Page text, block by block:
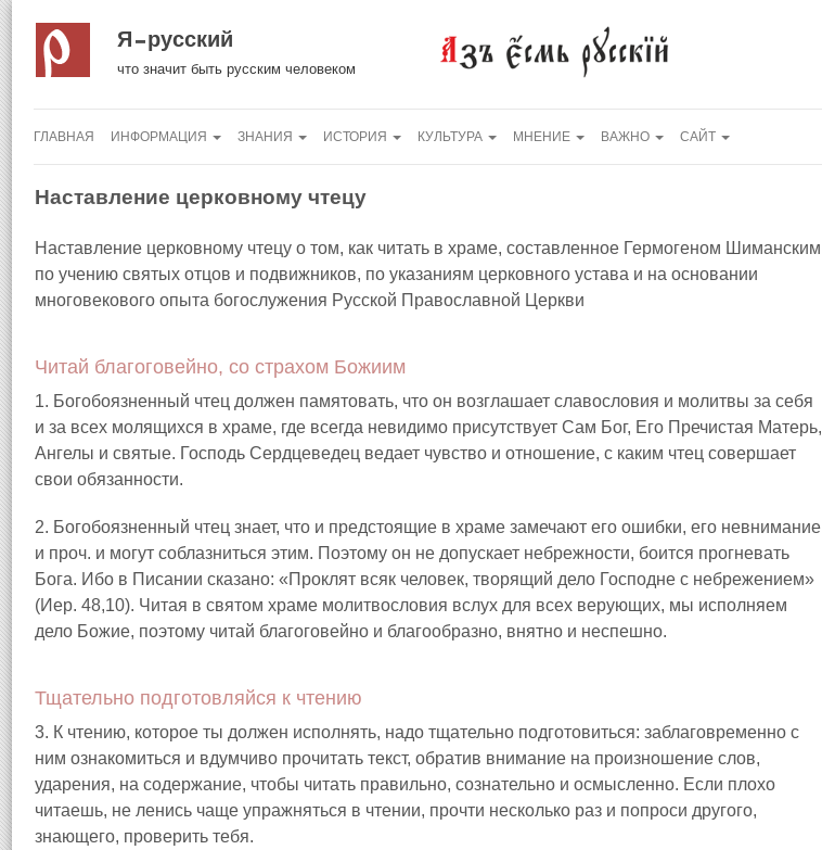
Я русский
что значит быть русским человеком
ГЛАВНАЯ ИНФОРМАЦИЯ ЗНАНИЯ ИСТОРИЯ КУЛЬТУРА МНЕНИЕ ВАЖНО САЙТ
Наставление церковному чтецу
Наставление церковному чтецу о том, как читать в храме, составленное Гермогеном Шиманским
по учению святых отцов и подвижников, по указаниям церковного устава и на основании
многовекового опыта богослужения Русской Православной Церкви
Читай благоговейно, со страхом Божиим
1. Богобоязненный чтец должен памятовать, что он возглашает славословия и молитвы за себя
и за всех молящихся в храме, где всегда невидимо присутствует Сам Бог, Его Пречистая Матерь,
Ангелы и святые. Господь Сердцеведец ведает чувство и отношение, с каким чтец совершает
свои обязанности.
2. Богобоязненный чтец знает, что и предстоящие в храме замечают его ошибки, его невнимание
и проч. и могут соблазниться этим. Поэтому он не допускает небрежности, боится прогневать
Бога. Ибо в Писании сказано: «Проклят всяк человек, творящий дело Господне с небрежением»
(Иер. 48,10). Читая в святом храме молитвословия вслух для всех верующих, мы исполняем
дело Божие, поэтому читай благоговейно и благообразно, внятно и неспешно.
Тщательно подготовляйся к чтению
3. К чтению, которое ты должен исполнять, надо тщательно подготовиться: заблаговременно с
ним ознакомиться и вдумчиво прочитать текст, обратив внимание на произношение слов,
ударения, на содержание, чтобы читать правильно, сознательно и осмысленно. Если плохо
читаешь, не ленись чаще упражняться в чтении, прочти несколько раз и попроси другого,
знающего, проверить тебя.